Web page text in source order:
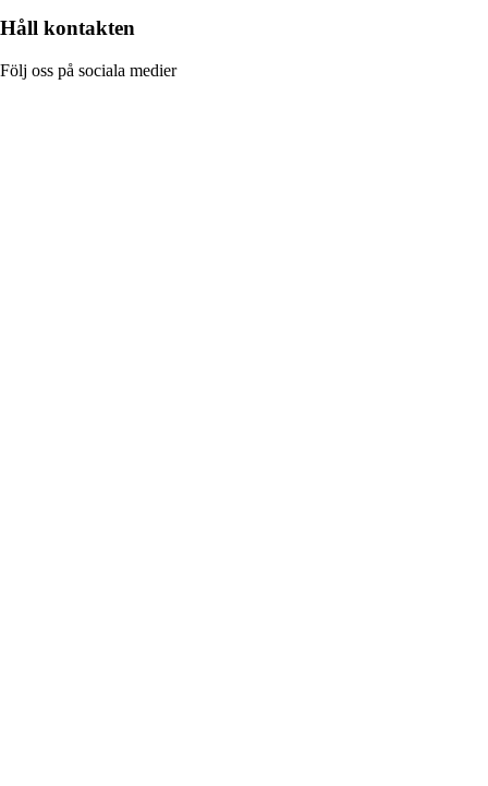
Håll kontakten
Följ oss på sociala medier